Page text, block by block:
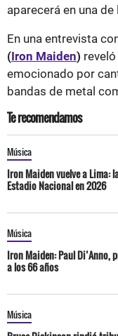
aparecerá en una
En una entrevista
(Iron Maiden)
emocionado por
bandas de metal
Te recomendamos
Música
Iron Maiden vuelve a
Estadio Nacional en 2026
Música
Iron Maiden: Paul Di’Anno,
a los 66 años
Música